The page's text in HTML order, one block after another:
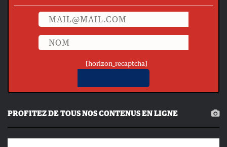
[horizon_recaptcha]
PROFITEZ DE TOUS NOS CONTENUS EN LIGNE